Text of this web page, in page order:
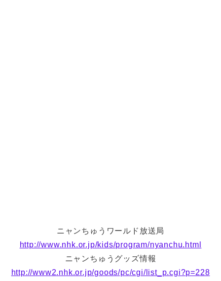
ニャンちゅうワールド放送局
http://www.nhk.or.jp/kids/program/nyanchu.html
ニャンちゅうグッズ情報
http://www2.nhk.or.jp/goods/pc/cgi/list_p.cgi?p=228